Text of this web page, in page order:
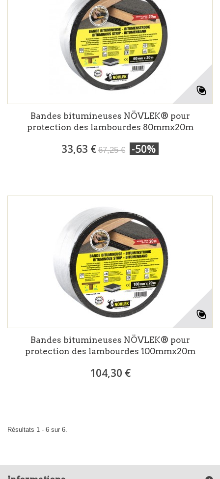
Bandes bitumineuses NÖVLEK® pour
protection des lambourdes 80mmx20m
33,63 € 67,25 € -50%
Bandes bitumineuses NÖVLEK® pour
protection des lambourdes 100mmx20m
104,30 €
Résultats 1 - 6 sur 6.